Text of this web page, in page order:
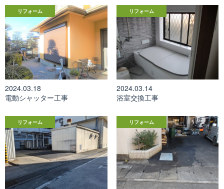
リフォーム
2024.03.18
電動シャッター工事
リフォーム
2024.03.14
浴室交換工事
リフォーム リフォーム